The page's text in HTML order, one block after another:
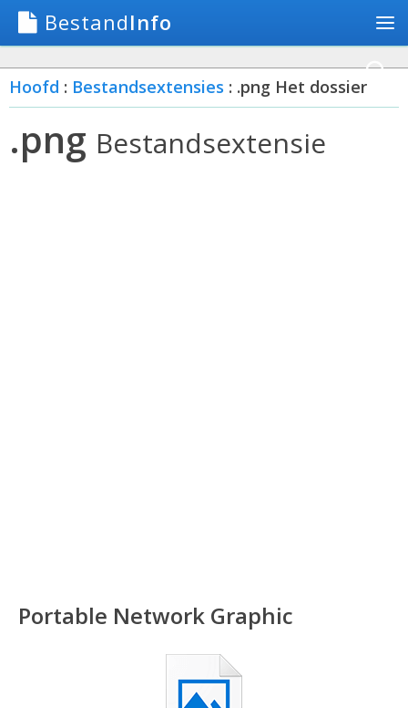
BestandInfo
Hoofd : Bestandsextensies : .png Het dossier
.png Bestandsextensie
Portable Network Graphic